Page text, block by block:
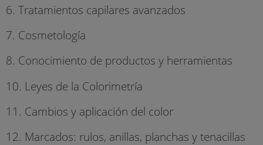
6. Tratamientos capilares avanzados
7. Cosmetología
8. Conocimiento de productos y herramientas
10. Leyes de la Colorimetría
11. Cambios y aplicación del color
12. Marcados: rulos, anillas, planchas y tenacillas